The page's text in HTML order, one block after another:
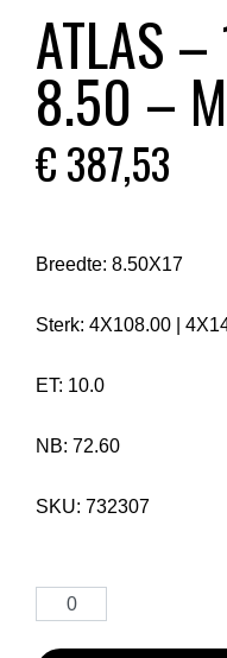
ATLAS
8.50 –
€387,53
Breedte: 8.50X17
Sterk: 4X108.00
ET: 10.0
NB: 72.60
SKU: 732307